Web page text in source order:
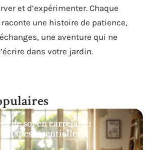
et d’expérimenter. Chaque
une histoire de patience,
une aventure qui ne
dans votre jardin.
de sol en carrelage :
étapes essentielles